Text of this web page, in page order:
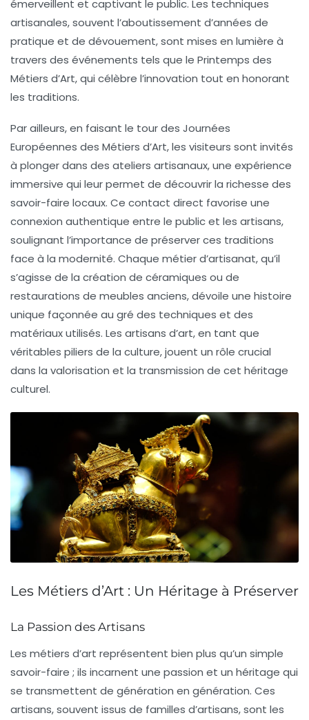
émerveillent et captivant le public. Les techniques
artisanales, souvent l’aboutissement d’années de
pratique et de dévouement, sont mises en lumière à
travers des événements tels que le Printemps des
Métiers d’Art, qui célèbre l’innovation tout en honorant
les traditions.
Par ailleurs, en faisant le tour des Journées
Européennes des Métiers d’Art, les visiteurs sont invités
à plonger dans des ateliers artisanaux, une expérience
immersive qui leur permet de découvrir la richesse des
savoir-faire locaux. Ce contact direct favorise une
connexion authentique entre le public et les artisans,
soulignant l’importance de préserver ces traditions
face à la modernité. Chaque métier d’artisanat, qu’il
s’agisse de la création de céramiques ou de
restaurations de meubles anciens, dévoile une histoire
unique façonnée au gré des techniques et des
matériaux utilisés. Les artisans d’art, en tant que
véritables piliers de la culture, jouent un rôle crucial
dans la valorisation et la transmission de cet héritage
culturel.
Les Métiers d’Art : Un Héritage à Préserver
La Passion des Artisans
Les métiers d’art représentent bien plus qu’un simple
savoir-faire ; ils incarnent une passion et un héritage qui
se transmettent de génération en génération. Ces
artisans, souvent issus de familles d’artisans, sont les